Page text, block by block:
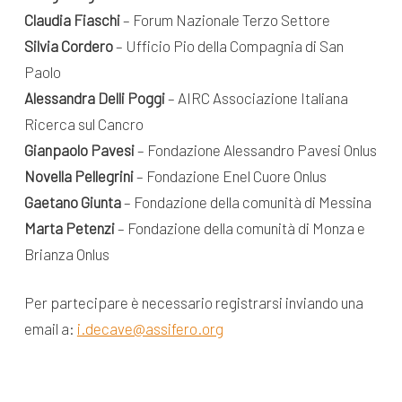
Claudia Fiaschi– Forum Nazionale Terzo Settore
Silvia Cordero– Ufficio Pio della Compagnia di San
Paolo
Alessandra Delli Poggi– AIRC Associazione Italiana
Ricerca sul Cancro
Gianpaolo Pavesi– Fondazione Alessandro Pavesi Onlus
Novella Pellegrini– Fondazione Enel Cuore Onlus
Gaetano Giunta– Fondazione della comunità di Messina
Marta Petenzi– Fondazione della comunità di Monza e
Brianza Onlus
Per partecipare è necessario registrarsi inviando una
email a: i.decave@assifero.org